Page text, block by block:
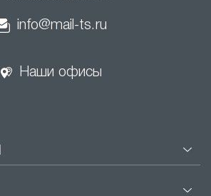
info@mail-ts.ru
Наши офисы